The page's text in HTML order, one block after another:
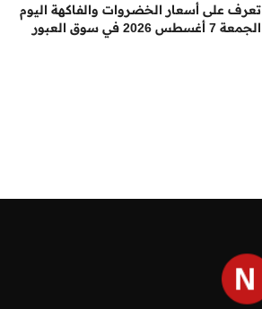
تعرف على أسعار الخضروات والفاكهة اليوم
الجمعة 7 أغسطس 2026 في سوق العبور